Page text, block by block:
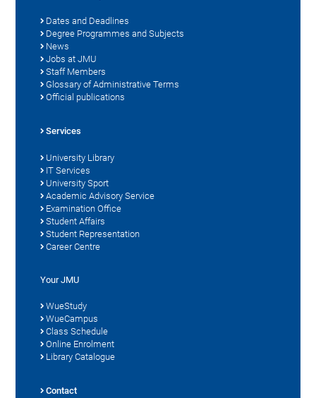
Dates and Deadlines
Degree Programmes and Subjects
News
Jobs at JMU
Staff Members
Glossary of Administrative Terms
Official publications
Services
University Library
IT Services
University Sport
Academic Advisory Service
Examination Office
Student Affairs
Student Representation
Career Centre
Your JMU
WueStudy
WueCampus
Class Schedule
Online Enrolment
Library Catalogue
Contact